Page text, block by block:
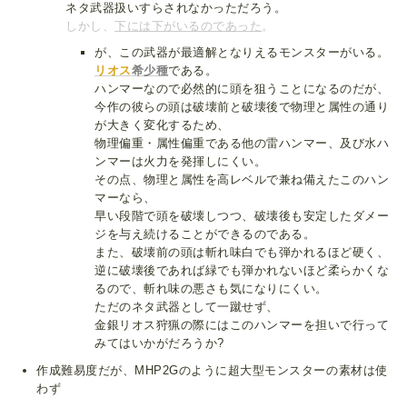
ネタ武器扱いすらされなかっただろう。
しかし、下には下がいるのであった 。
が、この武器が最適解となりえるモンスターがいる。
リオス希少種である。
ハンマーなので必然的に頭を狙うことになるのだが、
今作の彼らの頭は破壊前と破壊後で物理と属性の通り
が大きく変化するため、
物理偏重・属性偏重である他の雷ハンマー、及び水ハ
ンマーは火力を発揮しにくい。
その点、物理と属性を高レベルで兼ね備えたこのハン
マーなら、
早い段階で頭を破壊しつつ、破壊後も安定したダメー
ジを与え続けることができるのである。
また、破壊前の頭は斬れ味白でも弾かれるほど硬く、
逆に破壊後であれば緑でも弾かれないほど柔らかくな
るので、斬れ味の悪さも気になりにくい。
ただのネタ武器として一蹴せず、
金銀リオス狩猟の際にはこのハンマーを担いで行って
みてはいかがだろうか?
作成難易度だが、MHP2Gのように超大型モンスターの素材は使
わず